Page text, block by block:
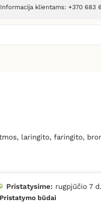
Informacija klientams: +370 683
laringito, faringito,
Pristatysime: rugpjūčio 7
būdai